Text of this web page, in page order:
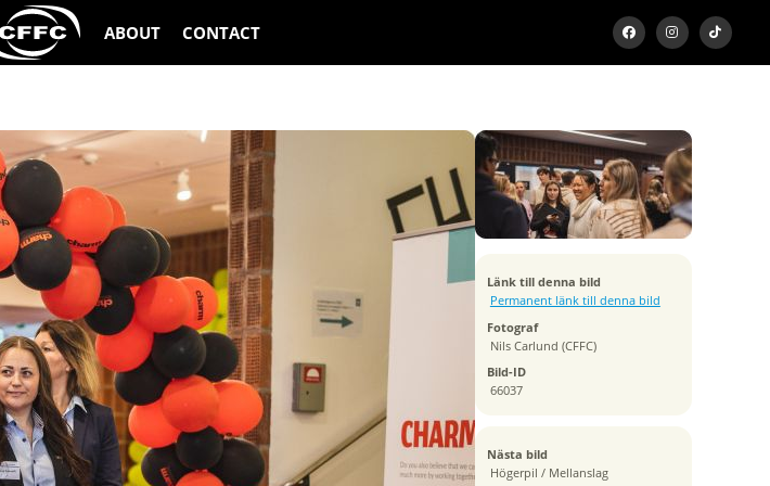
ABOUT CONTACT
Länk till denna bild
Permanent länk till denna bild
Fotograf
Nils Carlund (CFFC)
Bild-ID
66037
Exponeringstid
1/160 sek
Bländare
f/2.0
Kamera
Tagen
2022:04:06 09:45:41
ISO
800
Brännvidd
50 mm
Nästa bild
Högerpil / Mellanslag